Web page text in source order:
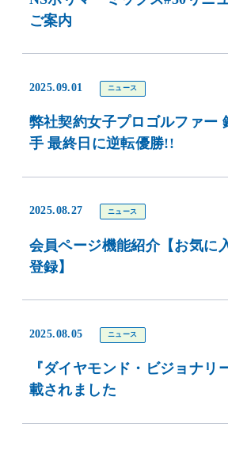
ご案内
2025.09.01 ニュース
弊社契約女子プロゴルファー
手 最終日に逆転優勝!!
2025.08.27 ニュース
会員ページ機能紹介【お気に
登録】
2025.08.05 ニュース
『ダイヤモンド・ビジョナリ
載されました